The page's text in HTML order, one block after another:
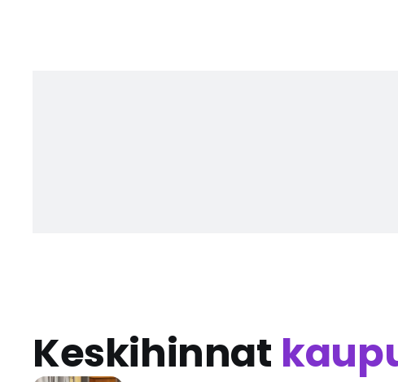
Keskihinnat